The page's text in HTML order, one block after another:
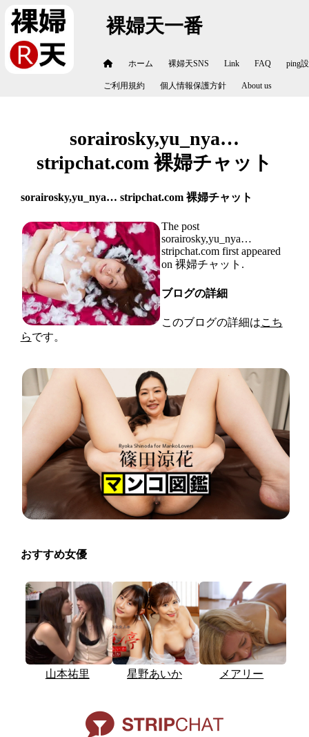
裸婦天一番
ホーム 裸婦天SNS Link FAQ ping
ご利用規約 個人情報保護方針 About us
sorairosky,yu_nya…
stripchat.com 裸婦チャット
sorairosky,yu_nya… stripchat.com 裸婦チャット
The post
sorairosky,yu_nya…
stripchat.com first appeared
on 裸婦チャット.
ブログの詳細
このブログの詳細はこち
らです。
おすすめ女優
山本祐里 星野あいか メアリー